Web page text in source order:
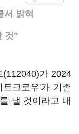
서 밝혀
것"
(112040)가 2024
크로우'가 기존
낼 것이라고 내